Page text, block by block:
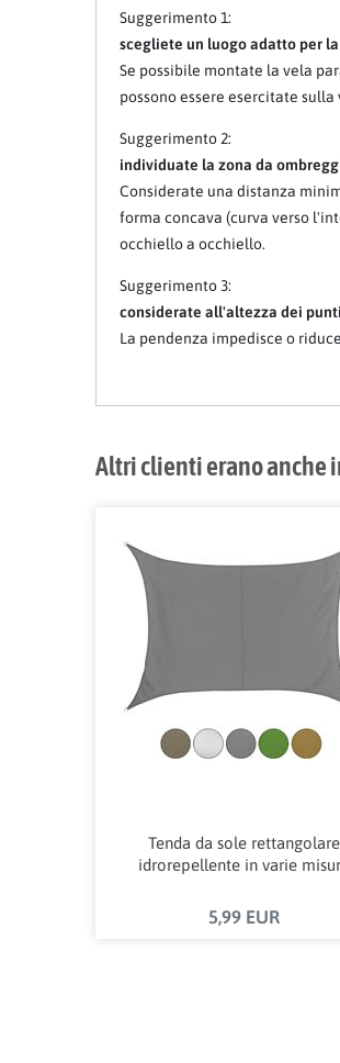
Suggerimento 1:
scegliete un luogo adatto per
Se possibile montate la vela
possono essere esercitate
Suggerimento 2:
individuate la zona da
Considerate una distanza
forma concava (curva verso
occhiello a occhiello.
Suggerimento 3:
considerate all'altezza dei punti
La pendenza impedisce o
Altri clienti erano anche
Tenda da sole rettangolare
idrorepellente in varie
5,99 EUR